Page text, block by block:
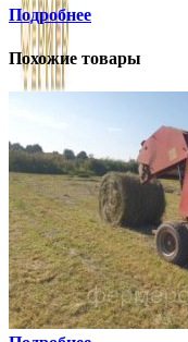
+7 (905) 074-74-42
Подробнее
Похожие товары